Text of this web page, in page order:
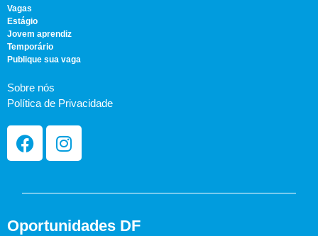
Vagas
Estágio
Jovem aprendiz
Temporário
Publique sua vaga
Sobre nós
Política de Privacidade
Oportunidades DF